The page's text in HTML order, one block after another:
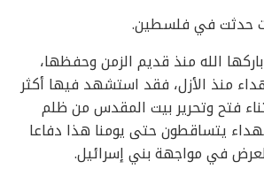
حدثت في فلسطين.
الله منذ قديم الزمن وحفظها،
منذ الأزل، فقد استشهد فيها أكثر
أثناء فتح وتحرير بيت المقدس من ظلم
يتساقطون حتى يومنا هذا دفاعا
في مواجهة بني إسرائيل.